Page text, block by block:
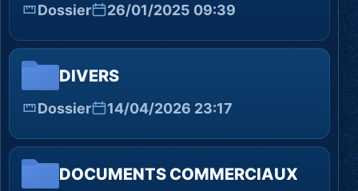
Dossier 26/01/2025 09:39
DIVERS
Dossier 14/04/2026 23:17
DOCUMENTS COMMERCIAUX